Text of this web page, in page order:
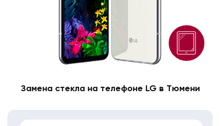
Замена стекла на телефоне LG в Тюмени